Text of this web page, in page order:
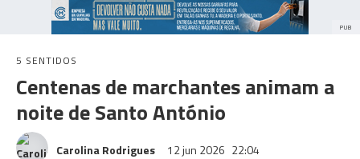
PUB
5 SENTIDOS
Centenas de marchantes animam a
noite de Santo António
Carolina Rodrigues 12 jun 2026 22:04